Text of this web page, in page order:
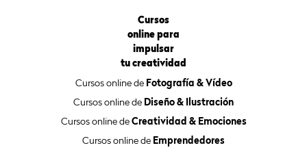
Cursos
online para
impulsar
tu creatividad
Cursos online de Fotografía & Vídeo
Cursos online de Diseño & Ilustración
Cursos online de Creatividad & Emociones
Cursos online de Emprendedores